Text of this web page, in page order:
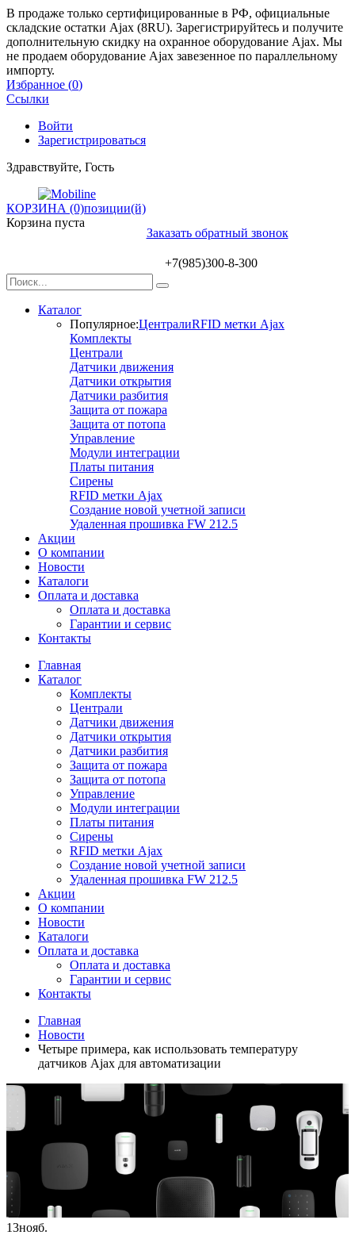
В продаже только сертифицированные в РФ, официальные
складские остатки Ajax (8RU). Зарегистрируйтесь и получите
дополнительную скидку на охранное оборудование Ajax. Мы
не продаем оборудование Ajax завезенное по параллельному
импорту.
Избранное (0)
Ссылки
Войти
Зарегистрироваться
Здравствуйте, Гость
КОРЗИНА (0)позиции(й)
Корзина пуста
Заказать обратный звонок
+7(985)300-8-300
Каталог
Популярное:ЦентралиRFID метки Ajax
Комплекты
Централи
Датчики движения
Датчики открытия
Датчики разбития
Защита от пожара
Защита от потопа
Управление
Модули интеграции
Платы питания
Сирены
RFID метки Ajax
Создание новой учетной записи
Удаленная прошивка FW 212.5
Акции
О компании
Новости
Каталоги
Оплата и доставка
Оплата и доставка
Гарантии и сервис
Контакты
Главная
Каталог
Комплекты
Централи
Датчики движения
Датчики открытия
Датчики разбития
Защита от пожара
Защита от потопа
Управление
Модули интеграции
Платы питания
Сирены
RFID метки Ajax
Создание новой учетной записи
Удаленная прошивка FW 212.5
Акции
О компании
Новости
Каталоги
Оплата и доставка
Оплата и доставка
Гарантии и сервис
Контакты
Главная
Новости
Четыре примера, как использовать температуру
датчиков Ajax для автоматизации
13нояб.